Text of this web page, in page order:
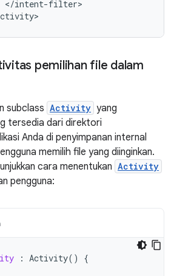
pemilihan file dalam
subclass Activity yang
tersedia dari direktori
Anda di penyimpanan internal
memilih file yang diinginkan.
cara menentukan Activity
pengguna:
: Activity() {